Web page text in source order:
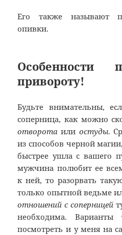
Его также называют
опивки.
Особенности
привороту!
Будьте внимательны,
соперница, как можно
отворота или остуды.
из способов черной
быстрее ушла с вашего
мужчина полюбит ее
к ней, то разорвать
только опытной ведьме
отношений с соперницей
необходима.
посмотреть и у меня на